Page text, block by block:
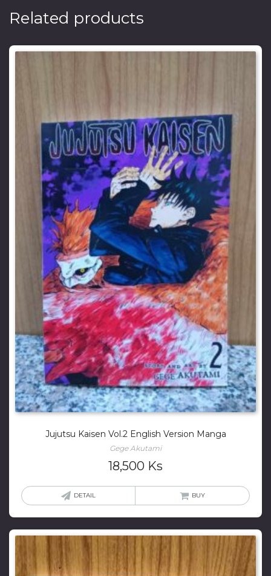
Related products
Jujutsu Kaisen Vol.2 English Version Manga
Gege Akutami
18,500 Ks
DETAIL BUY